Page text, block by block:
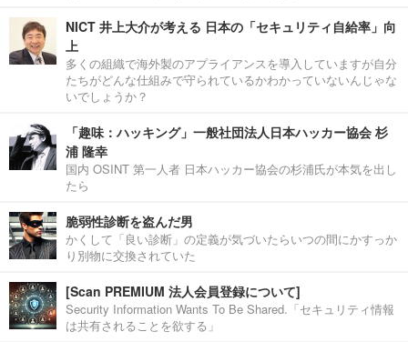
NICT 井上大介が考える 日本の「セキュリティ自給率」向
上
多くの組織で海外製のアプライアンスを導入していますが自分
たちがどんな仕組みで守られているかわかっていないんじゃな
いでしょうか？
「趣味：ハッキング」一般社団法人日本ハッカー協会 杉
浦 隆幸
国内 OSINT 第一人者 日本ハッカー協会の杉浦氏が本気を出し
たら
脆弱性診断を盗んだ男
かくして「良い診断」の定義が気づいたらいつの間にかすっか
り別物に交換されていた
[Scan PREMIUM 法人会員登録について]
Security Information Wants To Be Shared.「セキュリティ情報
は共有されることを欲する」